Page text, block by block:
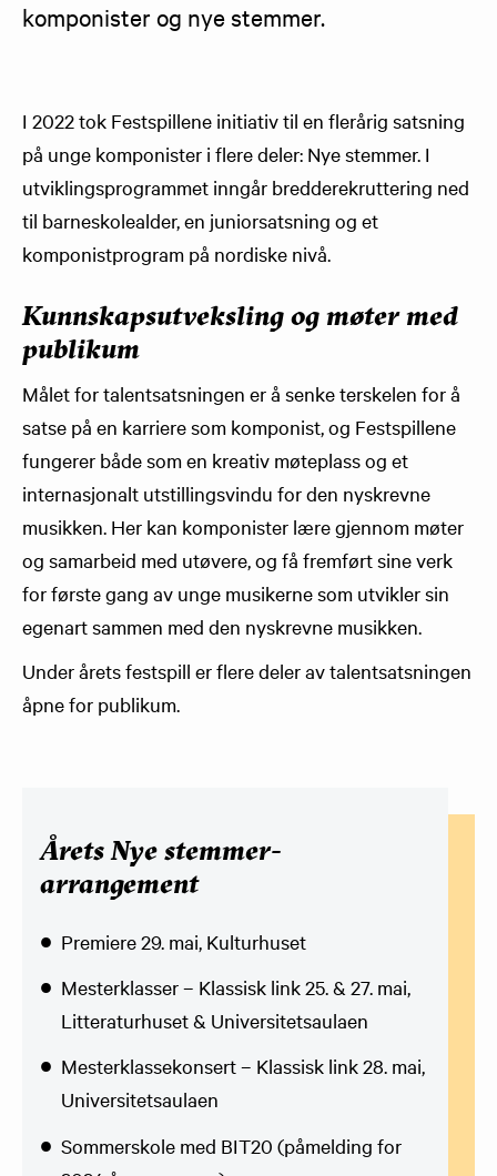
komponister og nye stemmer.
I 2022 tok Festspillene initiativ til en flerårig satsning
på unge komponister i flere deler: Nye stemmer. I
utviklingsprogrammet inngår bredderekruttering ned
til barneskolealder, en juniorsatsning og et
komponistprogram på nordiske nivå.
Kunnskapsutveksling og møter med
publikum
Målet for talentsatsningen er å senke terskelen for å
satse på en karriere som komponist, og Festspillene
fungerer både som en kreativ møteplass og et
internasjonalt utstillingsvindu for den nyskrevne
musikken. Her kan komponister lære gjennom møter
og samarbeid med utøvere, og få fremført sine verk
for første gang av unge musikerne som utvikler sin
egenart sammen med den nyskrevne musikken.
Under årets festspill er flere deler av talentsatsningen
åpne for publikum.
Årets Nye stemmer-
arrangement
Premiere 29. mai, Kulturhuset
Mesterklasser – Klassisk link 25. & 27. mai,
Litteraturhuset & Universitetsaulaen
Mesterklassekonsert – Klassisk link 28. mai,
Universitetsaulaen
Sommerskole med BIT20 (påmelding for